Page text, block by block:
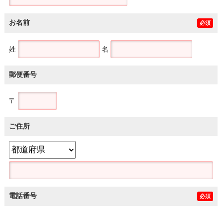
お名前 必須
姓 名
郵便番号
〒
ご住所
電話番号 必須